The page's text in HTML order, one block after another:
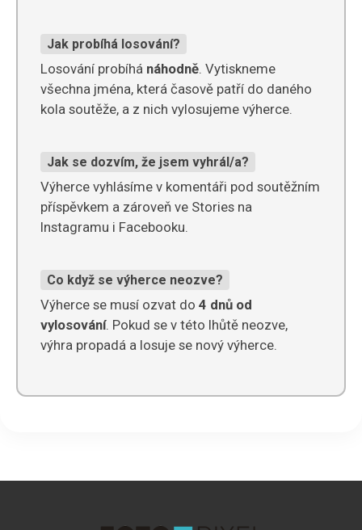
Jak probíhá losování?
Losování probíhá náhodně. Vytiskneme
všechna jména, která časově patří do daného
kola soutěže, a z nich vylosujeme výherce.
Jak se dozvím, že jsem vyhrál/a?
Výherce vyhlásíme v komentáři pod soutěžním
příspěvkem a zároveň ve Stories na
Instagramu i Facebooku.
Co když se výherce neozve?
Výherce se musí ozvat do 4 dnů od
vylosování. Pokud se v této lhůtě neozve,
výhra propadá a losuje se nový výherce.